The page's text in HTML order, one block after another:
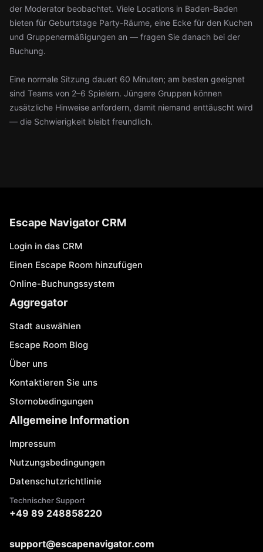
der Moderator beobachtet. Viele Locations in Baden-Baden
bieten für Geburtstage Party-Räume, eine Ecke für den Kuchen
und Gruppenermäßigungen an — fragen Sie danach bei der
Buchung.
Eine normale Sitzung dauert 60 Minuten; am besten geeignet
sind Teams von 2–6 Spielern. Jüngere Gruppen können
zusätzliche Hinweise anfordern, damit niemand enttäuscht wird
— die Schwierigkeit bleibt freundlich.
Escape Navigator CRM
Login in das CRM
Einen Escape Room hinzufügen
Online-Buchungssystem
Aggregator
Stadt auswählen
Escape Room Blog
Über uns
Kontaktieren Sie uns
Stornobedingungen
Allgemeine Information
Impressum
Nutzungsbedingungen
Datenschutzrichtlinie
Technischer Support
+49 89 248858220
support@escapenavigator.com